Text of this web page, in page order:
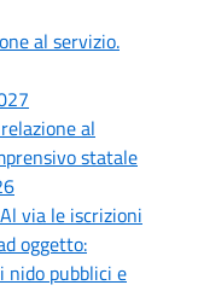
al servizio.
al
statale
via le iscrizioni
oggetto:
nido pubblici e